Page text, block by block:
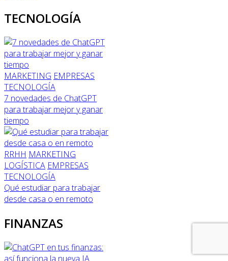
TECNOLOGÍA
MARKETING EMPRESAS
TECNOLOGÍA
7 novedades de ChatGPT
para trabajar mejor y ganar
tiempo
RRHH MARKETING
LOGÍSTICA EMPRESAS
TECNOLOGÍA
Qué estudiar para trabajar
desde casa o en remoto
FINANZAS